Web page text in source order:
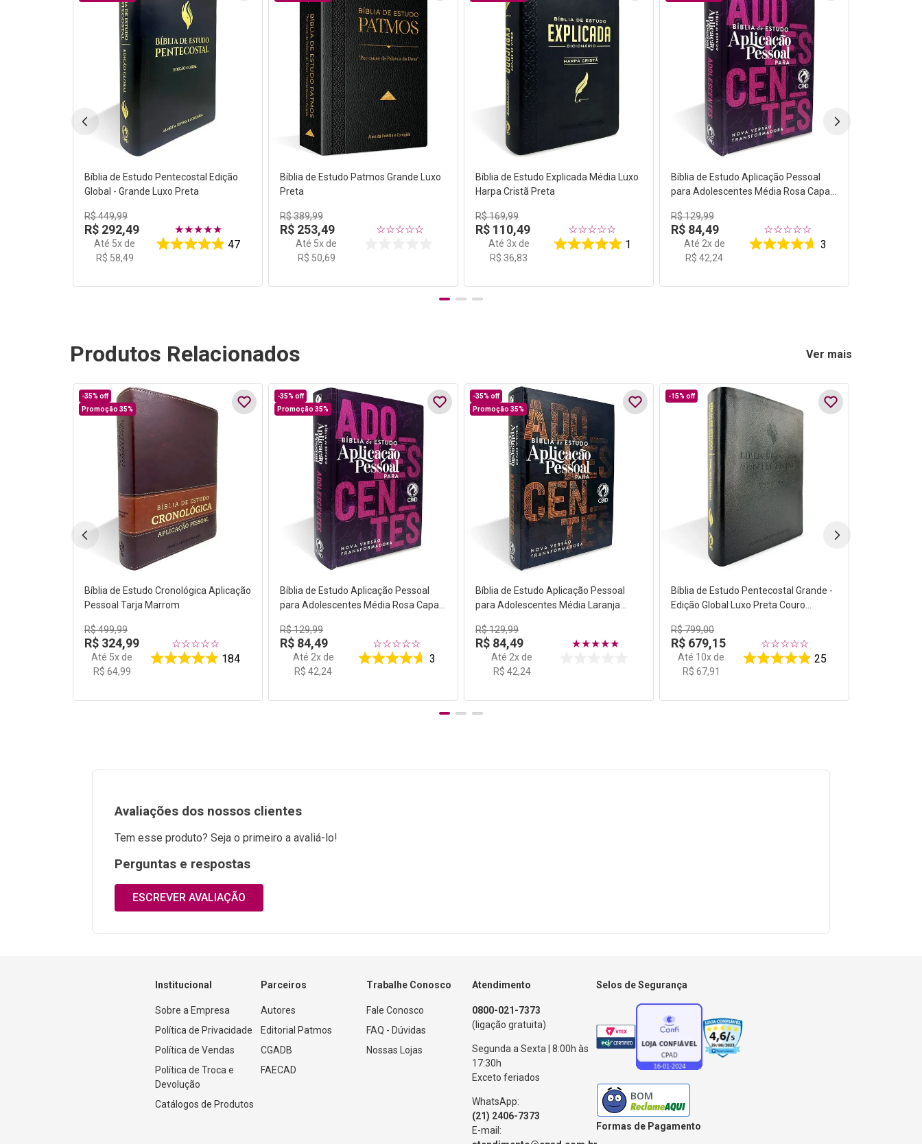
Bíblia de Estudo Pentecostal Edição
Global - Grande Luxo Preta
R$449,99
R$ 292,49
Até 5x de
R$ 58,49
★★★★★
47
Bíblia de Estudo Patmos Grande Luxo
Preta
R$389,99
R$ 253,49
Até 5x de
R$ 50,69
☆☆☆☆☆
Bíblia de Estudo Explicada Média Luxo
Harpa Cristã Preta
R$169,99
R$ 110,49
Até 3x de
R$ 36,83
☆☆☆☆☆
1
Bíblia de Estudo Aplicação Pessoal
para Adolescentes Média Rosa Capa
R$129,99
R$ 84,49
Até 2x de
R$ 42,24
☆☆☆☆☆
3
Produtos Relacionados Ver mais
-35% off
Promoção 35%
Bíblia de Estudo Cronológica Aplicação
Pessoal Tarja Marrom
R$499,99
R$ 324,99
Até 5x de
R$ 64,99
☆☆☆☆☆
184
-35% off
Promoção 35%
Bíblia de Estudo Aplicação Pessoal
para Adolescentes Média Rosa Capa
R$129,99
R$ 84,49
Até 2x de
R$ 42,24
☆☆☆☆☆
3
-35% off
Promoção 35%
Bíblia de Estudo Aplicação Pessoal
para Adolescentes Média Laranja
R$129,99
R$ 84,49
Até2x de
R$ 42,24
★★★★★
-15% off
Bíblia de Estudo Pentecostal Grande -
Edição Global Luxo Preta Couro
R$799,00
R$ 679,15
Até 10x de
R$ 67,91
☆☆☆☆☆
25
Avaliações dos nossos clientes
Tem esse produto? Seja o primeiro a avaliá-lo!
Perguntas e respostas
ESCREVER AVALIAÇÃO
Institucional
Sobre a Empresa
Política de Privacidade
Política de Vendas
Política de Troca e
Devolução
Catálogos de Produtos
Parceiros
Autores
Editorial Patmos
CGADB
FAECAD
Trabalhe Conosco
Fale Conosco
FAQ - Dúvidas
Nossas Lojas
Atendimento
0800-021-7373
(ligação gratuita)
Segunda a Sexta | 8:00h às
17:30h
Exceto feriados
WhatsApp:
(21) 2406-7373
E-mail:
Selos de Segurança
Formas de Pagamento